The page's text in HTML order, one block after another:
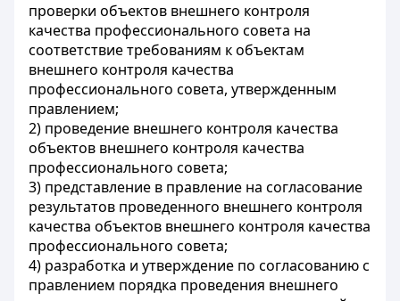
проверки объектов внешнего контроля
качества профессионального совета на
соответствие требованиям к объектам
внешнего контроля качества
профессионального совета, утвержденным
правлением;
2) проведение внешнего контроля качества
объектов внешнего контроля качества
профессионального совета;
3) представление в правление на согласование
результатов проведенного внешнего контроля
качества объектов внешнего контроля качества
профессионального совета;
4) разработка и утверждение по согласованию с
правлением порядка проведения внешнего